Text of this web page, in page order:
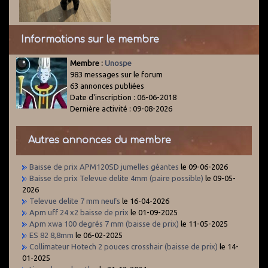
Informations sur le membre
Membre : Unospe
983 messages sur le forum
63 annonces publiées
Date d'inscription : 06-06-2018
Dernière activité : 09-08-2026
Autres annonces du membre
Baisse de prix APM120SD jumelles géantes le 09-06-2026
Baisse de prix Televue delite 4mm (paire possible) le 09-05-
2026
Televue delite 7 mm neufs le 16-04-2026
Apm uff 24 x2 baisse de prix le 01-09-2025
Apm xwa 100 degrés 7 mm (baisse de prix) le 11-05-2025
ES 82 8,8mm le 06-02-2025
Collimateur Hotech 2 pouces crosshair (baisse de prix) le 14-
01-2025